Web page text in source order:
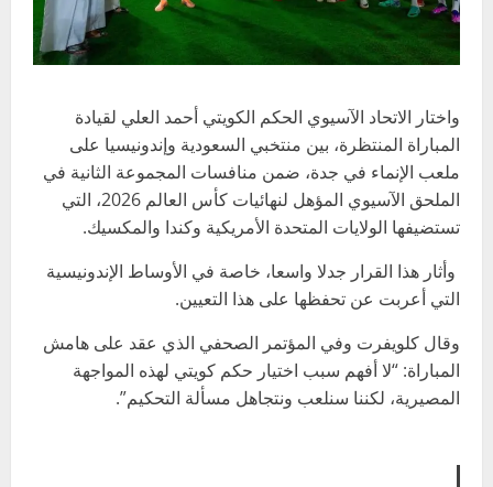
واختار الاتحاد الآسيوي الحكم الكويتي أحمد العلي لقيادة
المباراة المنتظرة، بين منتخبي السعودية وإندونيسيا على
ملعب الإنماء في جدة، ضمن منافسات المجموعة الثانية في
الملحق الآسيوي المؤهل لنهائيات كأس العالم 2026، التي
تستضيفها الولايات المتحدة الأمريكية وكندا والمكسيك.
وأثار هذا القرار جدلا واسعا، خاصة في الأوساط الإندونيسية
التي أعربت عن تحفظها على هذا التعيين.
وقال كلويفرت وفي المؤتمر الصحفي الذي عقد على هامش
المباراة: “لا أفهم سبب اختيار حكم كويتي لهذه المواجهة
المصيرية، لكننا سنلعب ونتجاهل مسألة التحكيم”.